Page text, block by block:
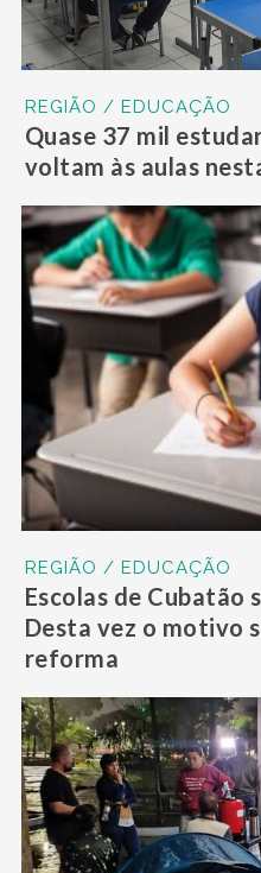
REGIÃO / EDUCAÇÃO
Quase 37 mil
voltam às aulas
REGIÃO / EDUCAÇÃO
Escolas de Cubatão
Desta vez o motivo
reforma